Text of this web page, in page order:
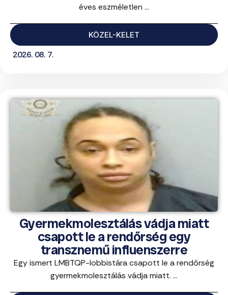
éves eszméletlen ...
KÖZEL-KELET
2026. 08. 7.
Gyermekmolesztálás vádja miatt
csapott le a rendőrség egy
transznemű influenszerre
Egy ismert LMBTQP-lobbistára csapott le a rendőrség
gyermekmolesztálás vádja miatt. ...